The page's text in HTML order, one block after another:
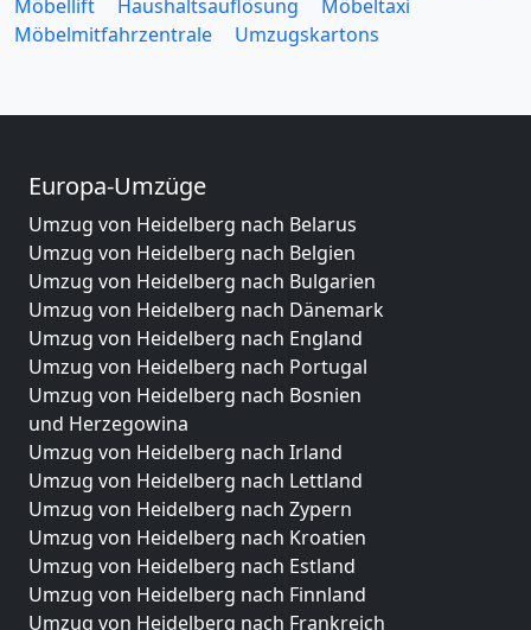
Möbellift
Haushaltsauflösung
Möbeltaxi
Möbelmitfahrzentrale
Umzugskartons
Europa-Umzüge
Umzug von Heidelberg nach Belarus
Umzug von Heidelberg nach Belgien
Umzug von Heidelberg nach Bulgarien
Umzug von Heidelberg nach Dänemark
Umzug von Heidelberg nach England
Umzug von Heidelberg nach Portugal
Umzug von Heidelberg nach Bosnien
und Herzegowina
Umzug von Heidelberg nach Irland
Umzug von Heidelberg nach Lettland
Umzug von Heidelberg nach Zypern
Umzug von Heidelberg nach Kroatien
Umzug von Heidelberg nach Estland
Umzug von Heidelberg nach Finnland
Umzug von Heidelberg nach Frankreich